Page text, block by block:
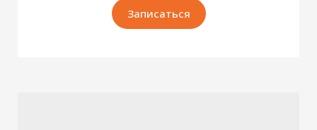
Записаться